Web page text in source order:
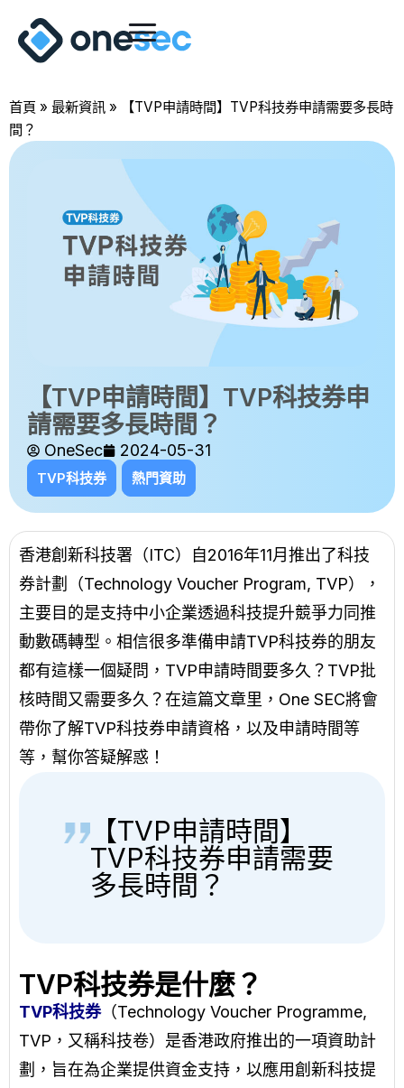
首頁 » 最新資訊 »
【TVP申請時間】TVP科技券申請需要多長時
間？
【TVP申請時間】TVP科技券申
請需要多長時間？
OneSec 2024-05-31
TVP科技券 熱門資助
香港創新科技署（ITC）自2016年11月推出了科技
券計劃（Technology Voucher Program, TVP），
主要目的是支持中小企業透過科技提升競爭力同推
動數碼轉型。相信很多準備申請TVP科技券的朋友
都有這樣一個疑問，TVP申請時間要多久？TVP批
核時間又需要多久？在這篇文章里，One SEC將會
帶你了解TVP科技券申請資格，以及申請時間等
等，幫你答疑解惑！
【TVP申請時間】
TVP科技券申請需要
多長時間？
TVP科技券是什麼？
TVP科技券（Technology Voucher Programme,
TVP，又稱科技卷）是香港政府推出的一項資助計
劃，旨在為企業提供資金支持，以應用創新科技提